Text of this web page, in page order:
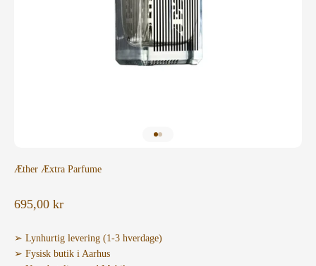
Æther Æxtra Parfume
Salgspris
695,00 kr
➢ Lynhurtig levering (1-3 hverdage)
➢ Fysisk butik i Aarhus